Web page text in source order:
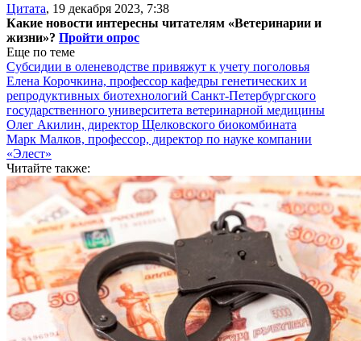
Цитата, 19 декабря 2023, 7:38
Какие новости интересны читателям «Ветеринарии и
жизни»? Пройти опрос
Еще по теме
Субсидии в оленеводстве привяжут к учету поголовья
Елена Корочкина, профессор кафедры генетических и
репродуктивных биотехнологий Санкт-Петербургского
государственного университета ветеринарной медицины
Олег Акилин, директор Щелковского биокомбината
Марк Малков, профессор, директор по науке компании
«Элест»
Читайте также: